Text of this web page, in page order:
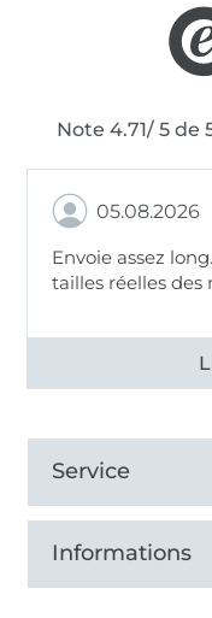
Note 4.71/ 5 de
05.08.2026
Envoie assez
tailles réelles des
Voir tous les
Service
Informations